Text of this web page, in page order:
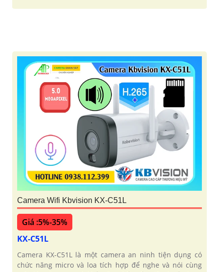
Camera Wifi Kbvision KX-C51L
Giá :5%-35%
KX-C51L
Camera KX-C51L là một camera an ninh tiện dụng có
chức năng micro và loa tích hợp để nghe và nói cùng